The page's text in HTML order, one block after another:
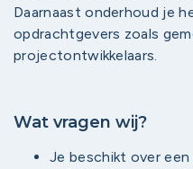
Daarnaast onderhoud je
opdrachtgevers zoals
projectontwikkelaars.
Wat vragen wij?
Je beschikt over